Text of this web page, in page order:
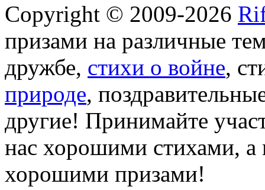
Copyright © 2009-2026
призами на различные
дружбе, стихи о войне,
природе,
другие! Принимайте
нас хорошими стихами, а
хорошими призами!